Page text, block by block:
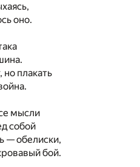
оно.
но плакать
мысли
собой
— обелиски,
бой.